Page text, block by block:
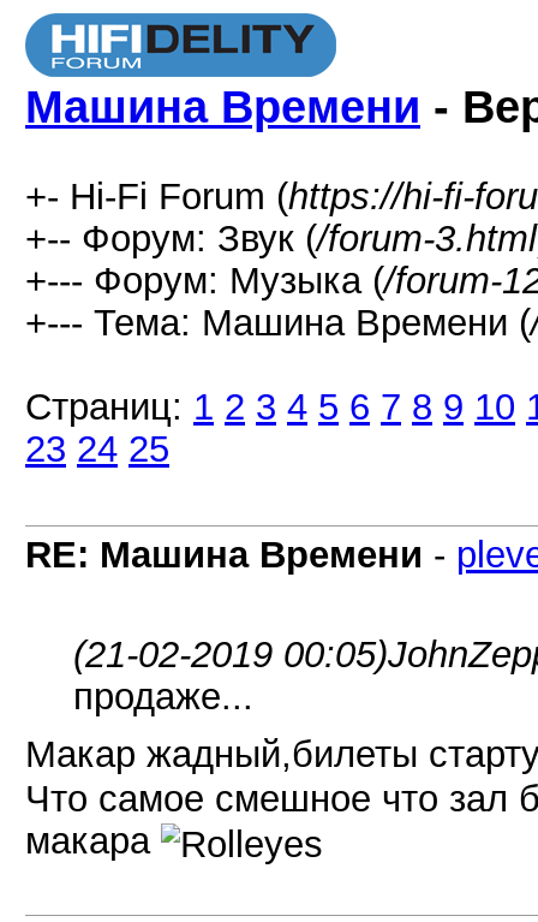
Машина Времени -
+- Hi-Fi Forum (https://hi-fi-
+-- Форум: Звук (/forum-3.html
+--- Форум: Музыка (/forum-
+--- Тема: Машина Времени (
Страниц: 1 2 3 4 5 6 7 8 9 10
23 24 25
RE: Машина Времени -
(21-02-2019 00:05)
продаже...
Макар жадный,билеты
Что самое смешное что зал
макара